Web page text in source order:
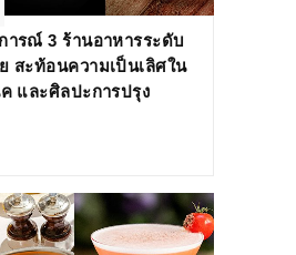
ารณ์ 3 ร้านอาหารระดับ
สะท้อนความเป็นเลิศใน
และศิลปะการปรุง